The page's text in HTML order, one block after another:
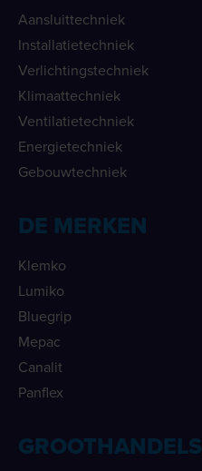
Aansluittechniek
Installatietechniek
Verlichtingstechniek
Klimaattechniek
Ventilatietechniek
Energietechniek
Gebouwtechniek
DE MERKEN
Klemko
Lumiko
Bluegrip
Mepac
Canalit
Panflex
GROOTHANDELS